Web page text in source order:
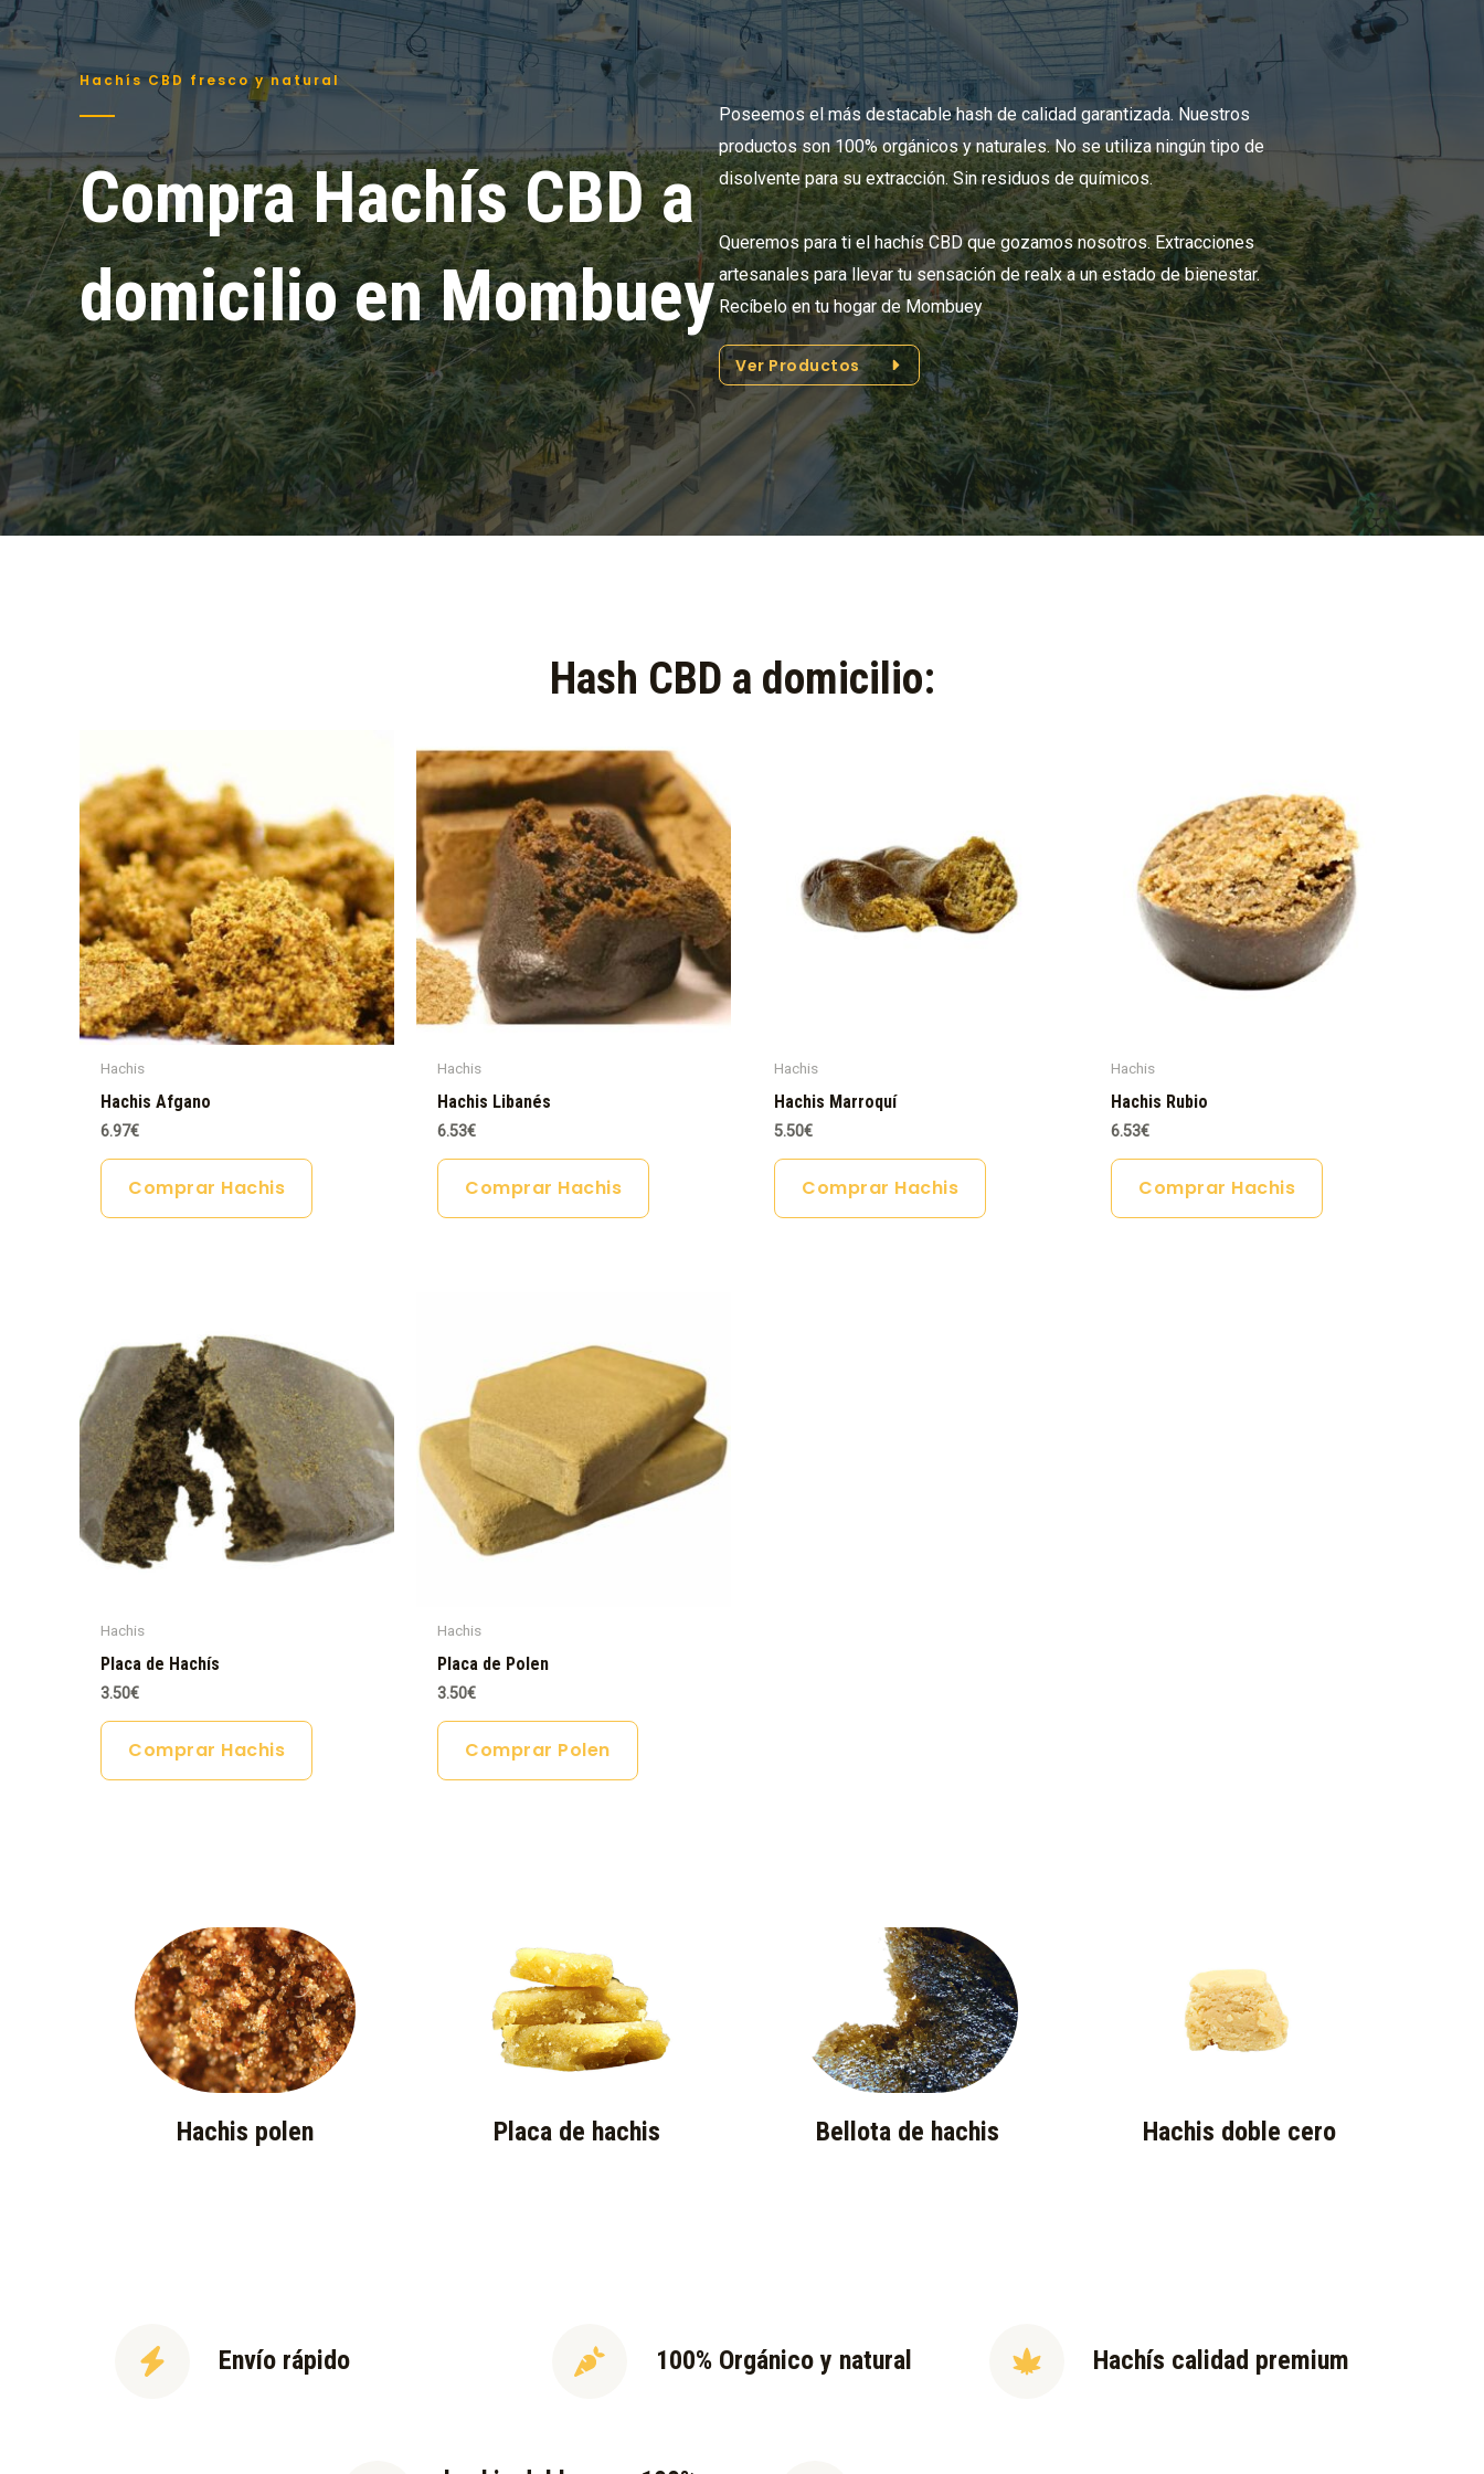
Hachís CBD fresco y natural
Compra Hachís CBD a
domicilio en Mombuey
Poseemos el más destacable hash de calidad garantizada. Nuestros
productos son 100% orgánicos y naturales. No se utiliza ningún tipo de
disolvente para su extracción. Sin residuos de químicos.
Queremos para ti el hachís CBD que gozamos nosotros. Extracciones
artesanales para llevar tu sensación de realx a un estado de bienestar.
Recíbelo en tu hogar de Mombuey
Ver Productos
Hash CBD a domicilio:​
Hachis
Hachis Afgano
6.97€
Comprar Hachis
Hachis
Hachis Libanés
6.53€
Comprar Hachis
Hachis
Hachis Marroquí
5.50€
Comprar Hachis
Hachis
Hachis Rubio
6.53€
Comprar Hachis
Hachis
Placa de Hachís
3.50€
Comprar Hachis
Hachis
Placa de Polen
3.50€
Comprar Polen
Hachis polen Placa de hachis Bellota de hachis Hachis doble cero
Envío rápido 100% Orgánico y natural Hachís calidad premium